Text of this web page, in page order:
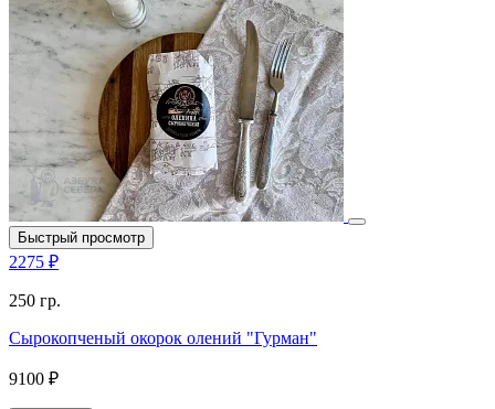
Быстрый просмотр
2275 ₽
250 гр.
Сырокопченый окорок олений "Гурман"
9100 ₽